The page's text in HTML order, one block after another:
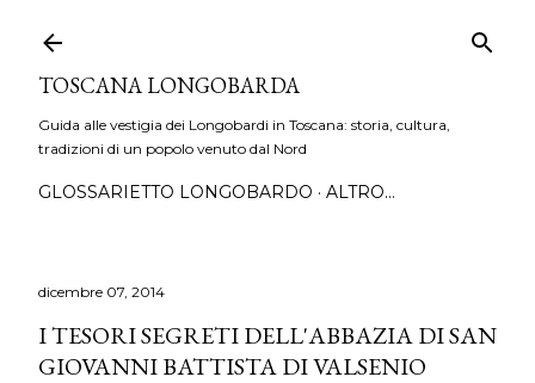
TOSCANA LONGOBARDA
Guida alle vestigia dei Longobardi in Toscana: storia, cultura,
tradizioni di un popolo venuto dal Nord
GLOSSARIETTO LONGOBARDO ALTRO…
dicembre 07, 2014
I TESORI SEGRETI DELL'ABBAZIA DI SAN
GIOVANNI BATTISTA DI VALSENIO